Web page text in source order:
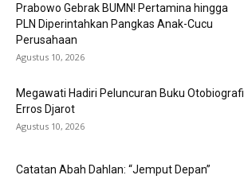
Prabowo Gebrak BUMN! Pertamina hingga
PLN Diperintahkan Pangkas Anak-Cucu
Perusahaan
Agustus 10, 2026
Megawati Hadiri Peluncuran Buku Otobiografi
Erros Djarot
Agustus 10, 2026
Catatan Abah Dahlan: “Jemput Depan”